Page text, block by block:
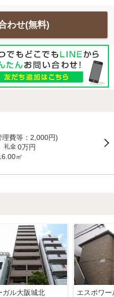
わせ(無料)
理費等：2,000円)
礼金 0万円
㎡
ガル大阪城北
エスポワー